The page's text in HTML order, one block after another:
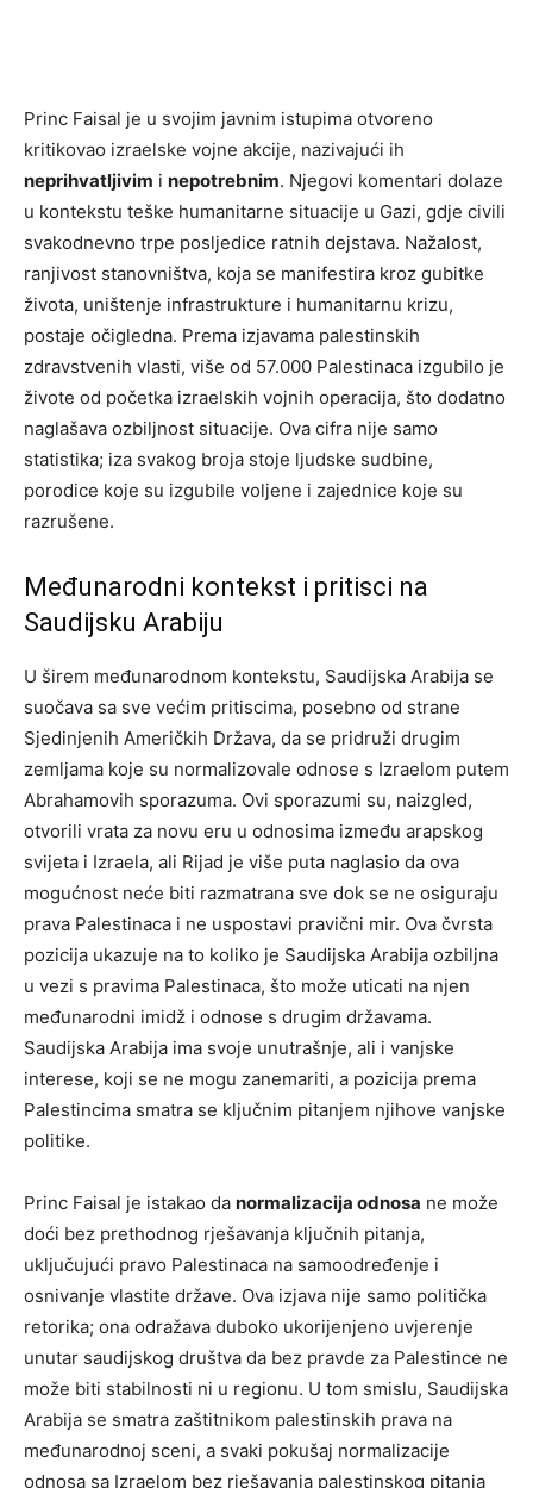
Princ Faisal je u svojim javnim istupima otvoreno
kritikovao izraelske vojne akcije, nazivajući ih
neprihvatljivim i nepotrebnim. Njegovi komentari dolaze
u kontekstu teške humanitarne situacije u Gazi, gdje civili
svakodnevno trpe posljedice ratnih dejstava. Nažalost,
ranjivost stanovništva, koja se manifestira kroz gubitke
života, uništenje infrastrukture i humanitarnu krizu,
postaje očigledna. Prema izjavama palestinskih
zdravstvenih vlasti, više od 57.000 Palestinaca izgubilo je
živote od početka izraelskih vojnih operacija, što dodatno
naglašava ozbiljnost situacije. Ova cifra nije samo
statistika; iza svakog broja stoje ljudske sudbine,
porodice koje su izgubile voljene i zajednice koje su
razrušene.
Međunarodni kontekst i pritisci na
Saudijsku Arabiju
U širem međunarodnom kontekstu, Saudijska Arabija se
suočava sa sve većim pritiscima, posebno od strane
Sjedinjenih Američkih Država, da se pridruži drugim
zemljama koje su normalizovale odnose s Izraelom putem
Abrahamovih sporazuma. Ovi sporazumi su, naizgled,
otvorili vrata za novu eru u odnosima između arapskog
svijeta i Izraela, ali Rijad je više puta naglasio da ova
mogućnost neće biti razmatrana sve dok se ne osiguraju
prava Palestinaca i ne uspostavi pravični mir. Ova čvrsta
pozicija ukazuje na to koliko je Saudijska Arabija ozbiljna
u vezi s pravima Palestinaca, što može uticati na njen
međunarodni imidž i odnose s drugim državama.
Saudijska Arabija ima svoje unutrašnje, ali i vanjske
interese, koji se ne mogu zanemariti, a pozicija prema
Palestincima smatra se ključnim pitanjem njihove vanjske
politike.
Princ Faisal je istakao da normalizacija odnosa ne može
doći bez prethodnog rješavanja ključnih pitanja,
uključujući pravo Palestinaca na samoodređenje i
osnivanje vlastite države. Ova izjava nije samo politička
retorika; ona odražava duboko ukorijenjeno uvjerenje
unutar saudijskog društva da bez pravde za Palestince ne
može biti stabilnosti ni u regionu. U tom smislu, Saudijska
Arabija se smatra zaštitnikom palestinskih prava na
međunarodnoj sceni, a svaki pokušaj normalizacije
odnosa sa Izraelom bez rješavanja palestinskog pitanja